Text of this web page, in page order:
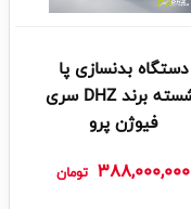
دستگاه بدنسازی پا
نشسته برند DHZ سری
فیوژن پرو
388,000,000 تومان